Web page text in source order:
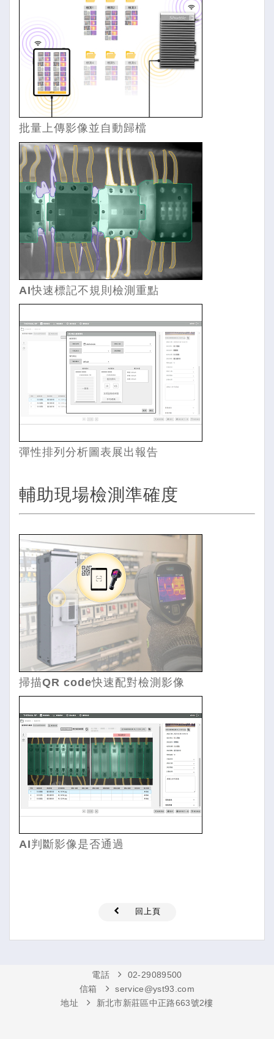
批量上傳影像並自動歸檔
AI快速標記不規則檢測重點
彈性排列分析圖表展出報告
輔助現場檢測準確度
掃描QR code快速配對檢測影像
AI判斷影像是否通過
回上頁
電話
02-29089500
信箱
service@yst93.com
地址
新北市新莊區中正路663號2樓